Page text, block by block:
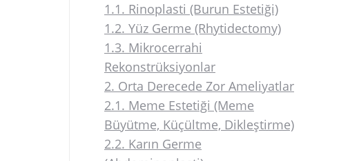
1.1. Rinoplasti (Burun Estetiği)
1.2. Yüz Germe (Rhytidectomy)
1.3. Mikrocerrahi
Rekonstrüksiyonlar
2. Orta Derecede Zor Ameliyatlar
2.1. Meme Estetiği (Meme
Büyütme, Küçültme, Dikleştirme)
2.2. Karın Germe